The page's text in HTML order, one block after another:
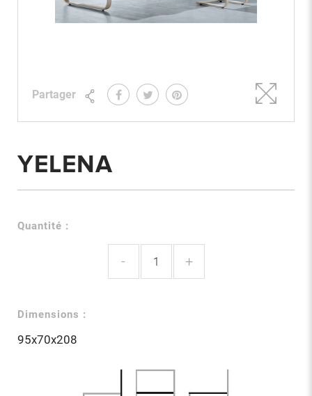
Partager
YELENA
Quantité :
- +
Dimensions :
95x70x208